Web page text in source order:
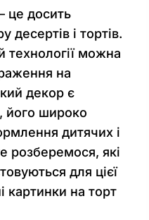
це досить
і тортів.
технології можна
на
декор є
його широко
дитячих і
розберемося, які
для цієї
картинки на торт